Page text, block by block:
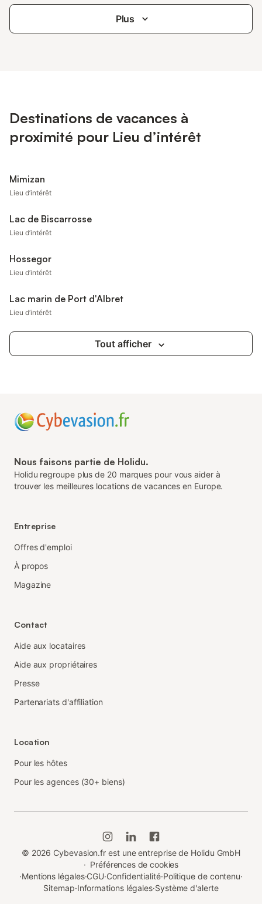
Plus
Destinations de vacances à
proximité pour Lieu d’intérêt
Mimizan
Lieu d’intérêt
Lac de Biscarrosse
Lieu d’intérêt
Hossegor
Lieu d’intérêt
Lac marin de Port d'Albret
Lieu d’intérêt
Tout afficher
Nous faisons partie de Holidu.
Holidu regroupe plus de 20 marques pour vous aider à
trouver les meilleures locations de vacances en Europe.
Entreprise
Offres d'emploi
À propos
Magazine
Contact
Aide aux locataires
Aide aux propriétaires
Presse
Partenariats d'affiliation
Location
Pour les hôtes
Pour les agences (30+ biens)
© 2026 Cybevasion.fr est une entreprise de Holidu GmbH
· Préférences de cookies
·Mentions légales·CGU·Confidentialité·Politique de contenu·
Sitemap·Informations légales·Système d'alerte